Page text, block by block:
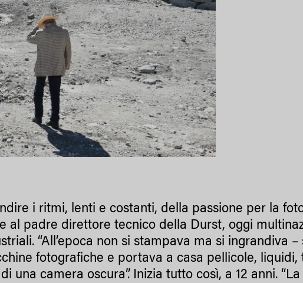
i ritmi, lenti e costanti, della passione per la
al padre direttore tecnico della Durst, oggi
“All’epoca non si stampava ma si ingrandiva
fotografiche e portava a casa pellicole, liquidi,
una camera oscura”. Inizia tutto così, a 12 anni.